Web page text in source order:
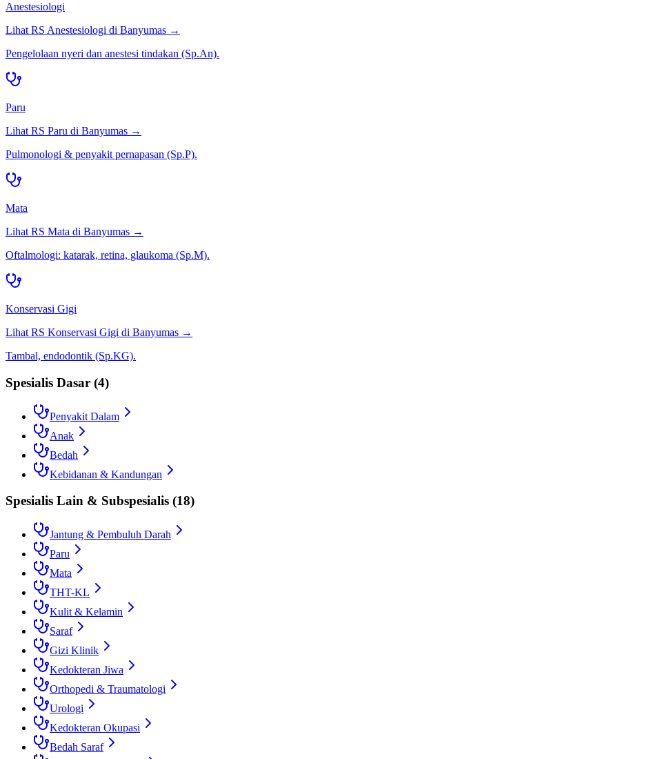
Anestesiologi
Lihat RS Anestesiologi di Banyumas →
Pengelolaan nyeri dan anestesi tindakan (Sp.An).
Paru
Lihat RS Paru di Banyumas →
Pulmonologi & penyakit pernapasan (Sp.P).
Mata
Lihat RS Mata di Banyumas →
Oftalmologi: katarak, retina, glaukoma (Sp.M).
Konservasi Gigi
Lihat RS Konservasi Gigi di Banyumas →
Tambal, endodontik (Sp.KG).
Spesialis Dasar (4)
Penyakit Dalam
Anak
Bedah
Kebidanan & Kandungan
Spesialis Lain & Subspesialis (18)
Jantung & Pembuluh Darah
Paru
Mata
THT-KL
Kulit & Kelamin
Saraf
Gizi Klinik
Kedokteran Jiwa
Orthopedi & Traumatologi
Urologi
Kedokteran Okupasi
Bedah Saraf